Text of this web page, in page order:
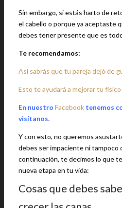
Sin embargo, si estás harto de
el cabello o porque ya aceptaste
debes tener presente que es
Te recomendamos:
Así sabrás que tu pareja dejó de
Esto te ayudará a mejorar tu
En nuestro Facebook tenemos
visítanos.
Y con esto, no queremos
debes ser impaciente ni tampoco
continuación, te decimos lo que
nueva etapa en tu vida:
Cosas que debes